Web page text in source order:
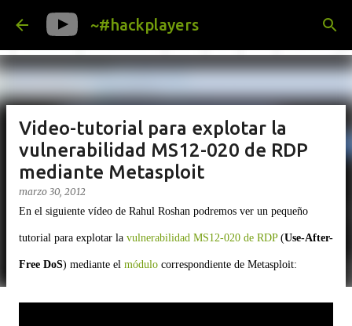
Ir al contenido principal
~#hackplayers
Video-tutorial para explotar la
vulnerabilidad MS12-020 de RDP
mediante Metasploit
marzo 30, 2012
En el siguiente vídeo de Rahul Roshan podremos ver un pequeño
tutorial para explotar la vulnerabilidad MS12-020 de RDP(Use-After-
Free DoS) mediante el módulo correspondiente de Metasploit: